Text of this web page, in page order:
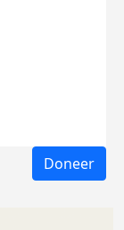
Doneer